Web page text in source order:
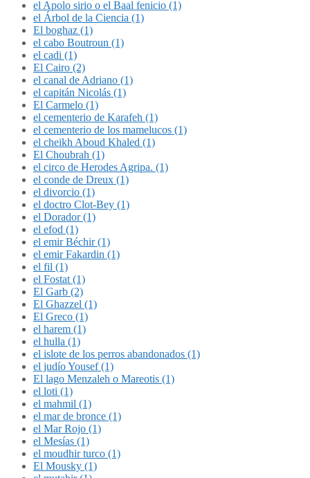
el Apolo sirio o el Baal fenicio (1)
el Árbol de la Ciencia (1)
El boghaz (1)
el cabo Boutroun (1)
el cadi (1)
El Cairo (2)
el canal de Adriano (1)
el capitán Nicolás (1)
El Carmelo (1)
el cementerio de Karafeh (1)
el cementerio de los mamelucos (1)
el cheikh Aboud Khaled (1)
El Choubrah (1)
el circo de Herodes Agripa. (1)
el conde de Dreux (1)
el divorcio (1)
el doctro Clot-Bey (1)
el Dorador (1)
el efod (1)
el emir Béchir (1)
el emir Fakardin (1)
el fil (1)
el Fostat (1)
El Garb (2)
El Ghazzel (1)
El Greco (1)
el harem (1)
el hulla (1)
el islote de los perros abandonados (1)
el judío Yousef (1)
El lago Menzaleh o Mareotis (1)
el loti (1)
el mahmil (1)
el mar de bronce (1)
el Mar Rojo (1)
el Mesías (1)
el moudhir turco (1)
El Mousky (1)